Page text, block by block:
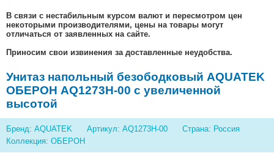
В связи с нестабильным курсом валют и пересмотром цен
некоторыми производителями, цены на товары могут
отличаться от заявленных на сайте.
Приносим свои извинения за доставленные неудобства.
Унитаз напольный безободковый AQUATEK
ОБЕРОН AQ1273H-00 с увеличенной
высотой
Бренд: AQUATEK Артикул: AQ1273H-00
Страна: Россия
Коллекция: ОБЕРОН